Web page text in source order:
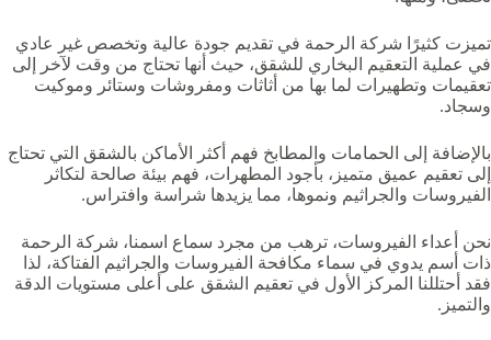
تميزت كثيرًا شركة الرحمة في تقديم جودة عالية وتخصص غير عادي
في عملية التعقيم البخاري للشقق، حيث أنها تحتاج من وقت لآخر إلى
تعقيمات وتطهيرات لما بها من أثاثات ومفروشات وستائر وموكيت
وسجاد.
بالإضافة إلى الحمامات والمطابخ فهم أكثر الأماكن بالشقق التي تحتاج
إلى تعقيم عميق متميز، بأجود المطهرات، فهم بيئة صالحة لتكاثر
الفيروسات والجراثيم ونموها، مما يزيدها شراسة وافتراس.
نحن أعداء الفيروسات، ترهب من مجرد سماع اسمنا، شركة الرحمة
ذات أسم يدوي في سماء مكافحة الفيروسات والجراثيم الفتاكة، لذا
فقد أحتللنا المركز الأول في تعقيم الشقق على أعلى مستويات الدقة
والتميز.